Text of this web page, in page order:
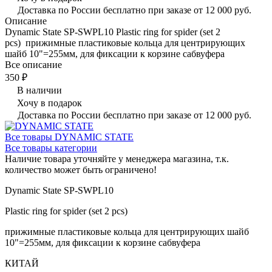
Доставка по России бесплатно при заказе от 12 000 руб.
Описание
Dynamic State SP-SWPL10 Plastic ring for spider (set 2
pcs) прижимные пластиковые кольца для центрирующих
шайб 10"=255мм, для фиксации к корзине сабвуфера
Все описание
350 ₽
В наличии
Хочу в подарок
Доставка по России бесплатно при заказе от 12 000 руб.
Все товары DYNAMIC STATE
Все товары категории
Наличие товара уточняйте у менеджера магазина, т.к.
количество может быть ограничено!
Dynamic State SP-SWPL10
Plastic ring for spider (set 2 pcs)
прижимные пластиковые кольца для центрирующих шайб
10"=255мм, для фиксации к корзине сабвуфера
КИТАЙ